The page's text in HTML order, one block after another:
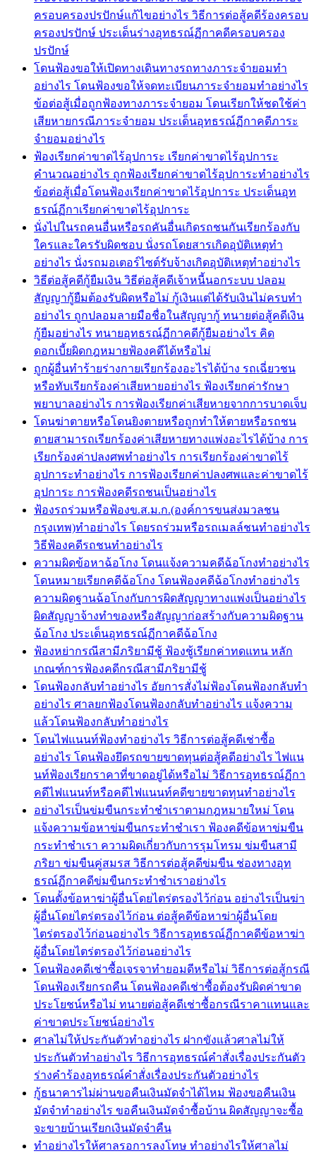
ครอบครองปรปักษ์แก้ไขอย่างไร วิธีการต่อสู้คดีร้องครอบ
ครองปรปักษ์ ประเด็นร่างอุทธรณ์ฏีกาคดีครอบครอง
ปรปักษ์
โดนฟ้องขอให้เปิดทางเดินทางรถทางภาระจำยอมทำ
อย่างไร โดนฟ้องขอให้จดทะเบียนภาระจำยอมทำอย่างไร
ข้อต่อสู้เมื่อถูกฟ้องทางภาระจำยอม โดนเรียกให้ชดใช้ค่า
เสียหายกรณีภาระจำยอม ประเด็นอุทธรณ์ฏีกาคดีภาระ
จำยอมอย่างไร
ฟ้องเรียกค่าขาดไร้อุปการะ เรียกค่าขาดไร้อุปการะ
คำนวณอย่างไร ถูกฟ้องเรียกค่าขาดไร้อุปการะทำอย่างไร
ข้อต่อสู้เมื่อโดนฟ้องเรียกค่าขาดไร้อุปการะ ประเด็นอุท
ธรณ์ฏีกาเรียกค่าขาดไร้อุปการะ
นั่งไปในรถคนอื่นหรือรถคันอื่นเกิดรถชนกันเรียกร้องกับ
ใครและใครรับผิดชอบ นั่งรถโดยสารเกิดอุบัติเหตุทำ
อย่างไร นั่งรถมอเตอร์ไซต์รับจ้างเกิดอุบัติเหตุทำอย่างไร
วิธีต่อสู้คดีกู้ยืมเงิน วิธีต่อสู้คดีเจ้าหนี้นอกระบบ ปลอม
สัญญากู้ยืมต้องรับผิดหรือไม่ กู้เงินแต่ได้รับเงินไม่ครบทำ
อย่างไร ถูกปลอมลายมือชื่อในสัญญากู้ ทนายต่อสู้คดีเงิน
กู้ยืมอย่างไร ทนายอุทธรณ์ฏีกาคดีกู้ยืมอย่างไร คิด
ดอกเบี้ยผิดกฎหมายฟ้องคดีได้หรือไม่
ถูกผู้อื่นทำร้ายร่างกายเรียกร้องอะไรได้บ้าง รถเฉี่ยวชน
หรือทับเรียกร้องค่าเสียหายอย่างไร ฟ้องเรียกค่ารักษา
พยาบาลอย่างไร การฟ้องเรียกค่าเสียหายจากการบาดเจ็บ
โดนฆ่าตายหรือโดนยิงตายหรือถูกทำให้ตายหรือรถชน
ตายสามารถเรียกร้องค่าเสียหายทางแพ่งอะไรได้บ้าง การ
เรียกร้องค่าปลงศพทำอย่างไร การเรียกร้องค่าขาดไร้
อุปการะทำอย่างไร การฟ้องเรียกค่าปลงศพและค่าขาดไร้
อุปการะ การฟ้องคดีรถชนเป็นอย่างไร
ฟ้องรถร่วมหรือฟ้องข.ส.ม.ก.(องค์การขนส่งมวลชน
กรุงเทพ)ทำอย่างไร โดยรถร่วมหรือรถเมลล์ชนทำอย่างไร
วิธีฟ้องคดีรถชนทำอย่างไร
ความผิดข้อหาฉ้อโกง โดนแจ้งความคดีฉ้อโกงทำอย่างไร
โดนหมายเรียกคดีฉ้อโกง โดนฟ้องคดีฉ้อโกงทำอย่างไร
ความผิดฐานฉ้อโกงกับการผิดสัญญาทางแพ่งเป็นอย่างไร
ผิดสัญญาจ้างทำของหรือสัญญาก่อสร้างกับความผิดฐาน
ฉ้อโกง ประเด็นอุทธรณ์ฏีกาคดีฉ้อโกง
ฟ้องหย่ากรณีสามีภริยามีชู้ ฟ้องชู้เรียกค่าทดแทน หลัก
เกณฑ์การฟ้องคดีกรณีสามีภริยามีชู้
โดนฟ้องกลับทำอย่างไร อัยการสั่งไม่ฟ้องโดนฟ้องกลับทำ
อย่างไร ศาลยกฟ้องโดนฟ้องกลับทำอย่างไร แจ้งความ
แล้วโดนฟ้องกลับทำอย่างไร
โดนไฟแนนท์ฟ้องทำอย่างไร วิธีการต่อสู้คดีเช่าซื้อ
อย่างไร โดนฟ้องยึดรถขายขาดทุนต่อสู้คดีอย่างไร ไฟแน
นท์ฟ้องเรียกราคาที่ขาดอยู่ได้หรือไม่ วิธีการอุทธรณ์ฏีกา
คดีไฟแนนท์หรือคดีไฟแนนท์คดีขายขาดทุนทำอย่างไร
อย่างไรเป็นข่มขืนกระทำชำเราตามกฎหมายใหม่ โดน
แจ้งความข้อหาข่มขืนกระทำชำเรา ฟ้องคดีข้อหาข่มขืน
กระทำชำเรา ความผิดเกี่ยวกับการรุมโทรม ข่มขืนสามี
ภริยา ข่มขืนคู่สมรส วิธีการต่อสู้คดีข่มขืน ช่องทางอุท
ธรณ์ฏีกาคดีข่มขืนกระทำชำเราอย่างไร
โดนตั้งข้อหาฆ่าผู้อื่นโดยไตร่ตรองไว้ก่อน อย่างไรเป็นฆ่า
ผู้อื่นโดยไตร่ตรองไว้ก่อน ต่อสู้คดีข้อหาฆ่าผู้อื่นโดย
ไตร่ตรองไว้ก่อนอย่างไร วิธีการอุทธรณ์ฏีกาคดีข้อหาฆ่า
ผู้อื่นโดยไตร่ตรองไว้ก่อนอย่างไร
โดนฟ้องคดีเช่าซื้อเจรจาทำยอมดีหรือไม่ วิธีการต่อสู้กรณี
โดนฟ้องเรียกรถคืน โดนฟ้องคดีเช่าซื้อต้องรับผิดค่าขาด
ประโยชน์หรือไม่ ทนายต่อสู้คดีเช่าซื้อกรณีราคาแทนและ
ค่าขาดประโยชน์อย่างไร
ศาลไม่ให้ประกันตัวทำอย่างไร ฝากขังแล้วศาลไม่ให้
ประกันตัวทำอย่างไร วิธีการอุทธรณ์คำสั่งเรื่องประกันตัว
ร่างคำร้องอุทธรณ์คำสั่งเรื่องประกันตัวอย่างไร
กู้ธนาคารไม่ผ่านขอคืนเงินมัดจำได้ไหม ฟ้องขอคืนเงิน
มัดจำทำอย่างไร ขอคืนเงินมัดจำซื้อบ้าน ผิดสัญญาจะซื้อ
จะขายบ้านเรียกเงินมัดจำคืน
ทำอย่างไรให้ศาลรอการลงโทษ ทำอย่างไรให้ศาลไม่